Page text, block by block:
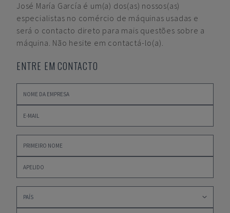
José María García é um(a) dos(as) nossos(as)
especialistas no comércio de máquinas usadas e
será o contacto direto para mais questões sobre a
máquina. Não hesite em contactá-lo(a).
ENTRE EM CONTACTO